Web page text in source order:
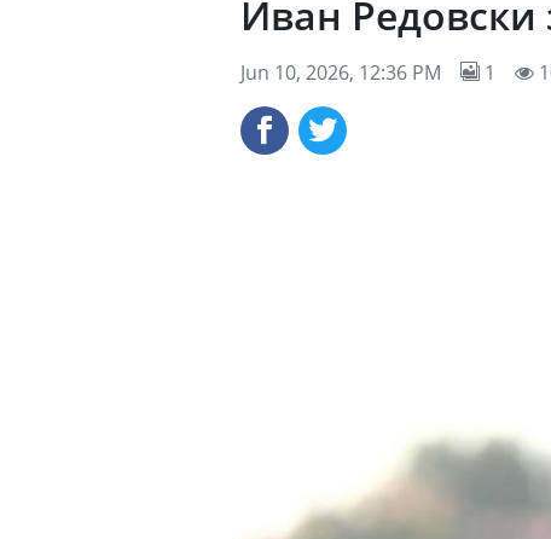
Иван Редовски
Jun 10, 2026, 12:36 PM 1